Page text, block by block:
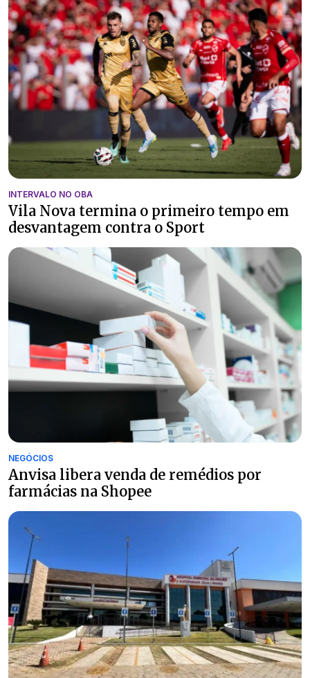
INTERVALO NO OBA
Vila Nova termina o primeiro tempo em
desvantagem contra o Sport
NEGÓCIOS
Anvisa libera venda de remédios por
farmácias na Shopee